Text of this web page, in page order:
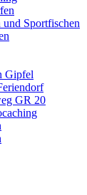
Sportfischen
Gipfel
GR 20